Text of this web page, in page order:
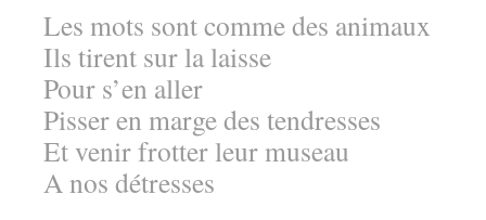
Les mots sont comme des animaux
Ils tirent sur la laisse
Pour s’en aller
Pisser en marge des tendresses
Et venir frotter leur museau
A nos détresses